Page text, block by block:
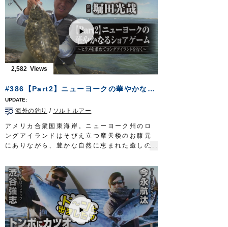
むのは、兵庫県神戸市に住まう可児宗元さ
ん。
タチウオ釣りの専門サイトを立ち上げるな
ど、マスメディアを通じ、タチウオテンヤの
面白さ・醍醐味を精力的に発信し続けてき
た。
大阪湾を熱くするタチウオテンヤ。伝統漁法
が育んだ温故知新の釣りで、龍の如き魚を誘
放送日 2019年10月20日
■タックル
竿：タチウオ専用ロッド 6ft6in
リール：小型電動リール
道糸：PE 2号
リーダー：フロロ 12号
テンヤ：
掛獲船太刀魚テンヤグロー 40号
オーナーばりwebsite
http://www.owner.co.jp
2,582
#386【Part2】ニューヨークの華やかなるショアゲーム～ヒラメを求めてロングアイランドを行く～
海外の釣り / ソルトルアー
アメリカ合衆国東海岸。ニューヨーク州のロ
ングアイランドはそびえ立つ摩天楼のお膝元
にありながら、豊かな自然に恵まれた癒しの
海鳥群れるフィールドにルアーを放ち、フル
ーク＝ヒラメを追い求める。
挑むのはショアからのソルトルアーの使い
手、堀田光哉さん。
釣り初日。戸惑いながらも、徐々に現地に適
応。目指すフルークを追い詰めていく。
そして…ついに念願の一枚を手にする。